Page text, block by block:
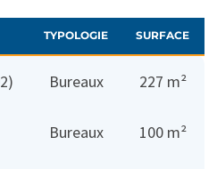
TYPOLOGIE SURFACE
Bureaux 227 m²
Bureaux 100 m²